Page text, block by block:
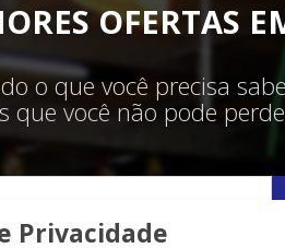
OFERTAS
o que você precisa
você não pode
Privacidade